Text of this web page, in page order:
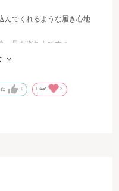
んでくれるような履き心地
、足も楽ちんです♬
ず使っていただけます。
0 Like! 3